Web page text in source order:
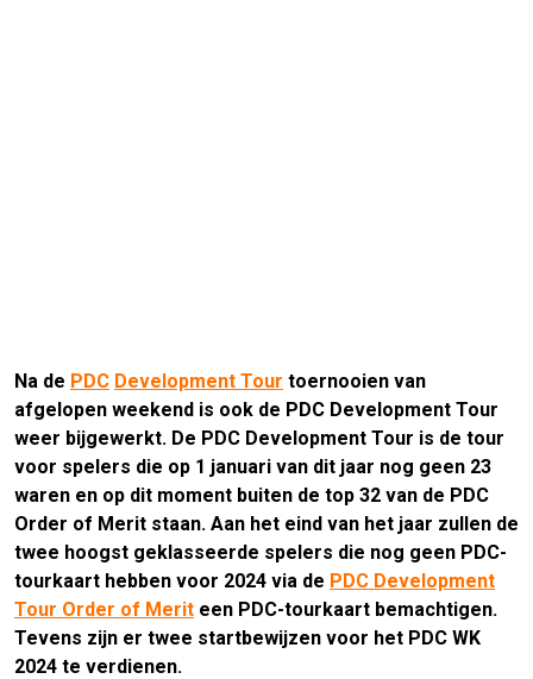
Na de PDC Development Tour toernooien van
afgelopen weekend is ook de PDC Development Tour
weer bijgewerkt. De PDC Development Tour is de tour
voor spelers die op 1 januari van dit jaar nog geen 23
waren en op dit moment buiten de top 32 van de PDC
Order of Merit staan. Aan het eind van het jaar zullen de
twee hoogst geklasseerde spelers die nog geen PDC-
tourkaart hebben voor 2024 via de PDC Development
Tour Order of Merit een PDC-tourkaart bemachtigen.
Tevens zijn er twee startbewijzen voor het PDC WK
2024 te verdienen.